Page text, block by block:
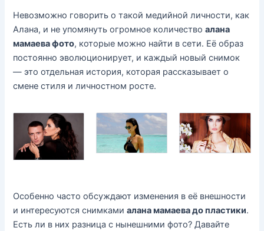
Невозможно говорить о такой медийной личности, как
Алана, и не упомянуть огромное количествоалана
мамаева фото, которые можно найти в сети. Её образ
постоянно эволюционирует, и каждый новый снимок
— это отдельная история, которая рассказывает о
смене стиля и личностном росте.
Особенно часто обсуждают изменения в её внешности
и интересуются снимкамиалана мамаева до пластики.
Есть ли в них разница с нынешними фото? Давайте